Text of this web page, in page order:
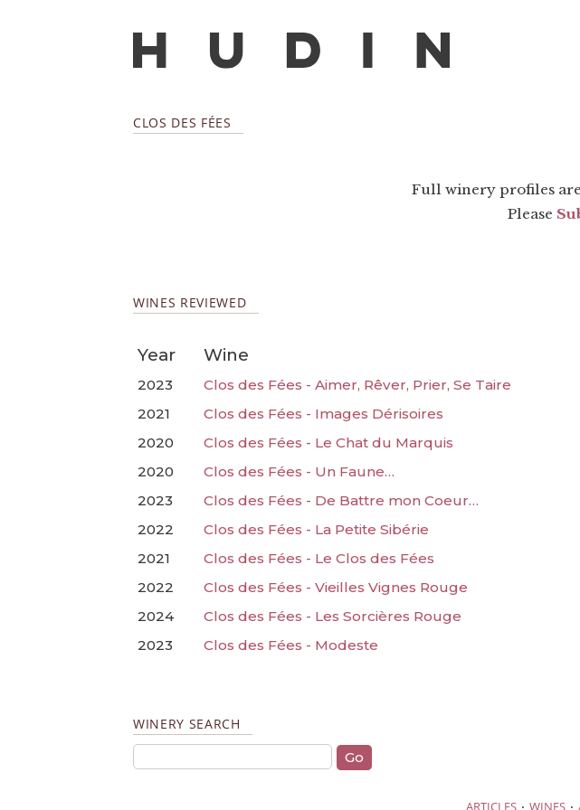
CLOS DES FÉES
Full winery profiles
Please
WINES REVIEWED
Year Wine
2023
Clos des Fées - Aimer, Rêver, Prier, Se Taire
2021
Clos des Fées - Images Dérisoires
2020
Clos des Fées - Le Chat du Marquis
2020
Clos des Fées - Un Faune…
2023
Clos des Fées - De Battre mon Coeur…
2022
Clos des Fées - La Petite Sibérie
2021
Clos des Fées - Le Clos des Fées
2022
Clos des Fées - Vieilles Vignes Rouge
2024
Clos des Fées - Les Sorcières Rouge
2023
Clos des Fées - Modeste
WINERY SEARCH
ARTICLES · WINES ·